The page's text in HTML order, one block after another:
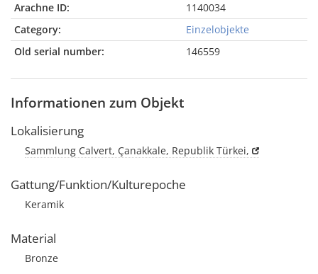
Arachne ID:
1140034
Category:
Einzelobjekte
Old serial number:
146559
Informationen zum Objekt
Lokalisierung
Sammlung Calvert, Çanakkale, Republik Türkei,
Gattung/Funktion/Kulturepoche
Keramik
Material
Bronze